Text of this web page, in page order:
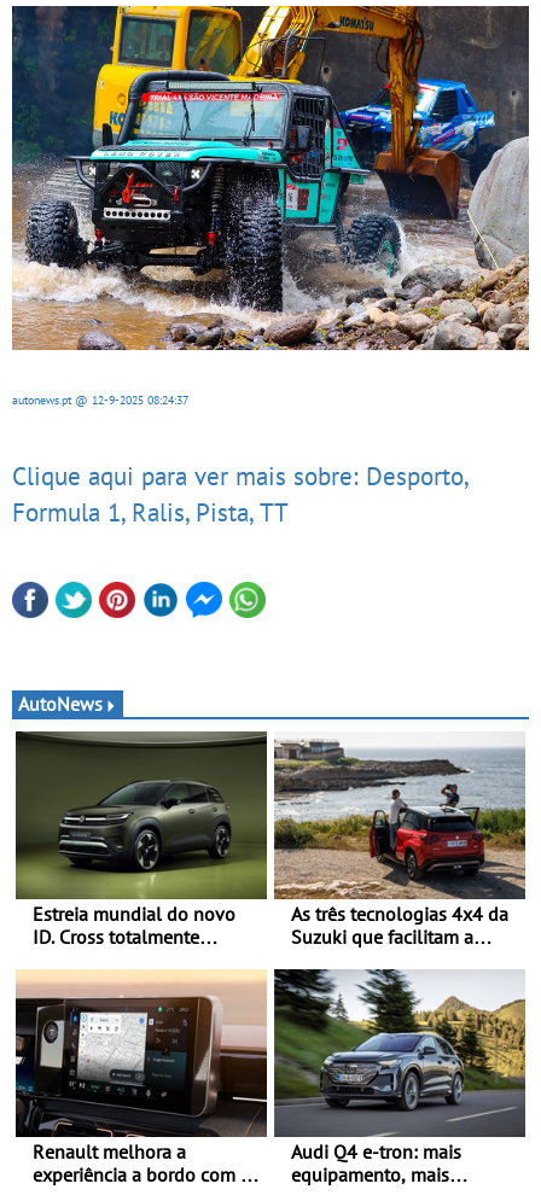
autonews.pt @ 12-9-2025 08:24:37
Clique aqui para ver mais sobre: Desporto,
Formula 1, Ralis, Pista, TT
AutoNews
Estreia mundial do novo
ID. Cross totalmente
em formato compacto - Em
Portugal, já será possível
encomendar um ID. Cross
no final deste mês
As três tecnologias 4x4 da
Suzuki que facilitam a
férias - A Suzuki
disponibiliza quatro
sistemas de tração integral
adaptados a diferentes
veículos e estilos de
condução
Renault melhora a
experiência a bordo com o
Audi Q4 e-tron: mais
equipamento, mais